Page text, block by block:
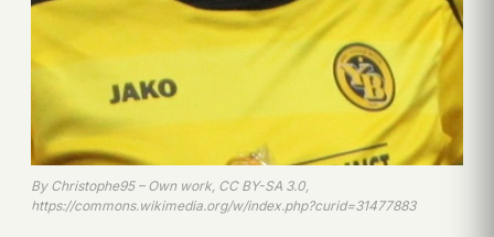
By Christophe95 – Own work, CC BY-SA 3.0,
https://commons.wikimedia.org/w/index.php?curid=31477883